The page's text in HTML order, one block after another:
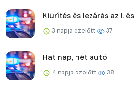
Kiürítés és lezárás az I.
3 napja ezelőtt 37
Hat nap, hét autó
4 napja ezelőtt 38